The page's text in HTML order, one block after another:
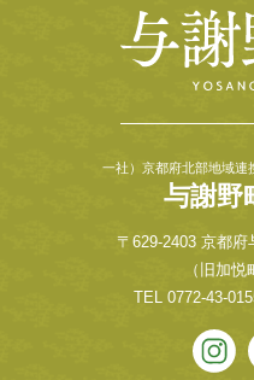
一社）京都府北部地域連
与謝野
〒629-2403 京都
（旧加悦
TEL 0772-43-